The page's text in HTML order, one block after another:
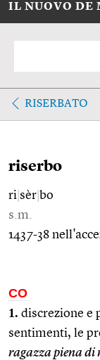
IL NUOVO DE
RISERBATO
riserbo
ri sèr bo
s.m.
1437-38
CO
1. discrezione e
sentimenti, le
ragazza piena di